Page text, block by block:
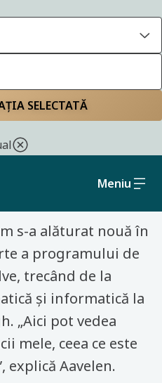
SELECTATĂ
Meniu
cu colegii noștri
știi totul”
s-a alăturat nouă în
a programului de
trecând de la
și informatică la
„Aici pot vedea
mele, ceea ce este
Aavelen.